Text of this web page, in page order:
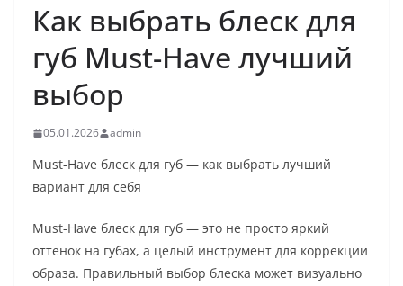
Как выбрать блеск для
губ Must-Have лучший
выбор
05.01.2026 admin
Must-Have блеск для губ — как выбрать лучший
вариант для себя
Must-Have блеск для губ — это не просто яркий
оттенок на губах, а целый инструмент для коррекции
образа. Правильный выбор блеска может визуально